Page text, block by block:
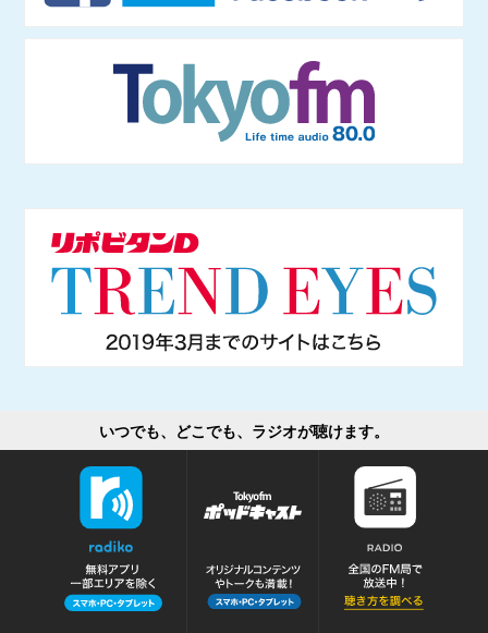
いつでも、どこでも、ラジオが聴けます。